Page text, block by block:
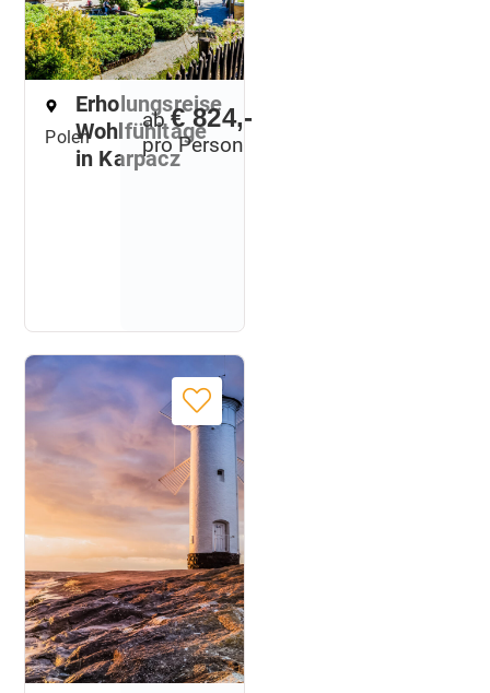
Polen
Erholungsreise
Wohlfühltage
in Karpacz
ab€ 824,-
pro Person